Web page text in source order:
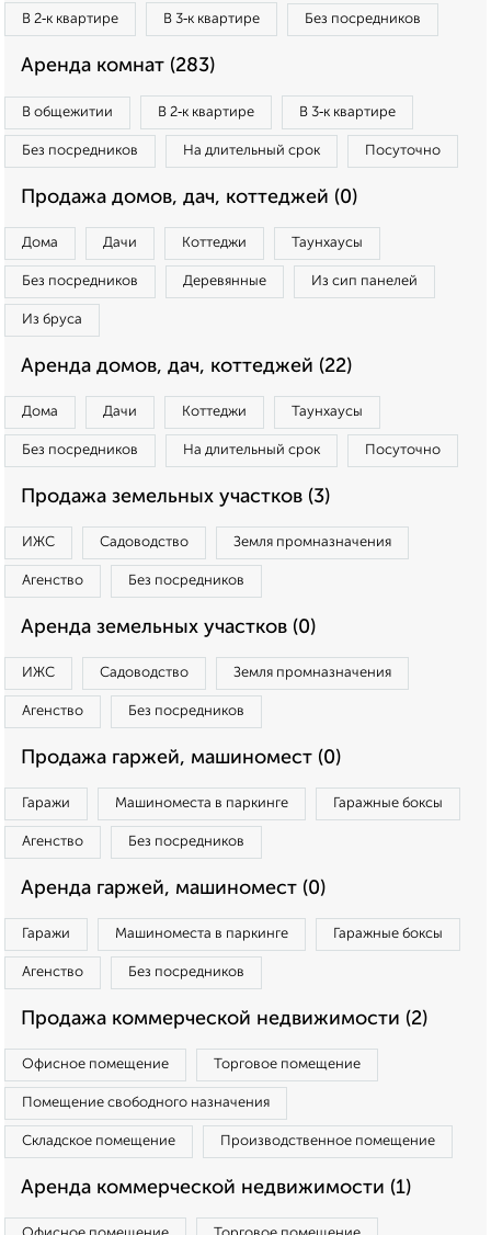
В 2‑к квартире В 3‑к квартире Без посредников
Аренда комнат (283)
В общежитии В 2‑к квартире В 3‑к квартире
Без посредников На длительный срок Посуточно
Продажа домов, дач, коттеджей (0)
Дома Дачи Коттеджи Таунхаусы
Без посредников Деревянные Из сип панелей
Из бруса
Аренда домов, дач, коттеджей (22)
Дома Дачи Коттеджи Таунхаусы
Без посредников На длительный срок Посуточно
Продажа земельных участков (3)
ИЖС Садоводство Земля промназначения
Агенство Без посредников
Аренда земельных участков (0)
ИЖС Садоводство Земля промназначения
Агенство Без посредников
Продажа гаржей, машиномест (0)
Гаражи Машиноместа в паркинге Гаражные боксы
Агенство Без посредников
Аренда гаржей, машиномест (0)
Гаражи Машиноместа в паркинге Гаражные боксы
Агенство Без посредников
Продажа коммерческой недвижимости (2)
Офисное помещение Торговое помещение
Помещение свободного назначения
Складское помещение Производственное помещение
Аренда коммерческой недвижимости (1)